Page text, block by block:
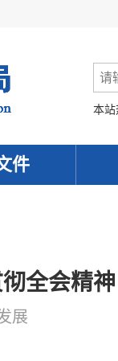
本站
件
全会精神
展